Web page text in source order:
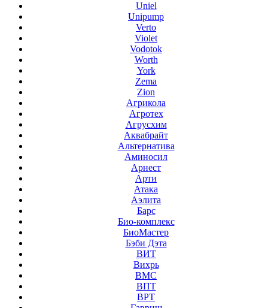
Uniel
Unipump
Verto
Violet
Vodotok
Worth
York
Zema
Zion
Агрикола
Агротех
Агрусхим
Аквабрайт
Альтернатива
Аминосил
Арнест
Арти
Атака
Аэлита
Барс
Био-комплекс
БиоМастер
Бэби Дэта
ВИТ
Вихрь
ВМС
ВПТ
ВРТ